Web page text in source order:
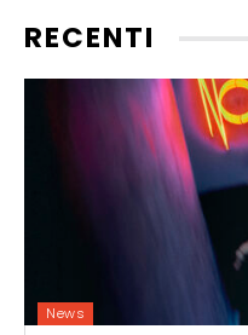
RECENTI
News